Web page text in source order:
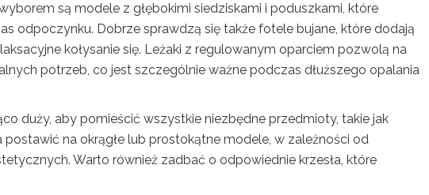
są modele z głębokimi siedziskami i poduszkami, które
odpoczynku. Dobrze sprawdzą się także fotele bujane, które dodają
kołysanie się. Leżaki z regulowanym oparciem pozwolą na
potrzeb, co jest szczególnie ważne podczas dłuższego opalania
duży, aby pomieścić wszystkie niezbędne przedmioty, takie jak
na okrągłe lub prostokątne modele, w zależności od
Warto również zadbać o odpowiednie krzesła, które